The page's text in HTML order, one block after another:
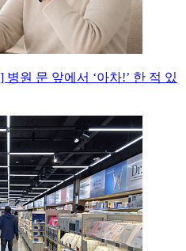
원 문 앞에서 ‘아차!’ 한 적 있